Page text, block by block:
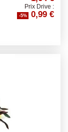
Prix Drive :
-5% 0,99 €